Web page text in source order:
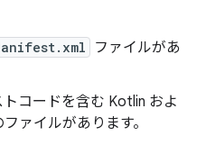
ファイルがあ
トコードを含む Kotlin およ
ァイルがあります。